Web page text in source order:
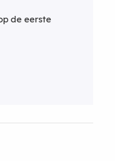
de eerste